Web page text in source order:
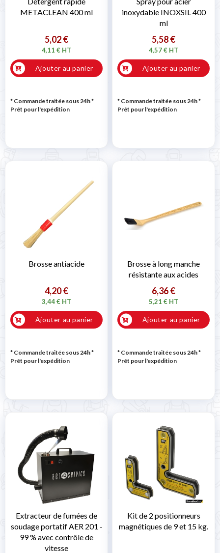
METACLEAN 400 ml
5,02 €
4,11 € HT
Ajouter au panier
* Commande traitée sous 24h*
Prêt pour l'expédition
inoxydable INOXSIL 400
ml
5,58 €
4,57 € HT
Ajouter au panier
* Commande traitée sous 24h*
Prêt pour l'expédition
Brosse antiacide
4,20 €
3,44 € HT
Ajouter au panier
* Commande traitée sous 24h*
Prêt pour l'expédition
Brosse à long manche
résistante aux acides
6,36 €
5,21 € HT
Ajouter au panier
* Commande traitée sous 24h*
Prêt pour l'expédition
Extracteur de fumées de
soudage portatif AER 201 -
99 % avec contrôle de
vitesse
Kit de 2 positionneurs
magnétiques de 9 et 15 kg.